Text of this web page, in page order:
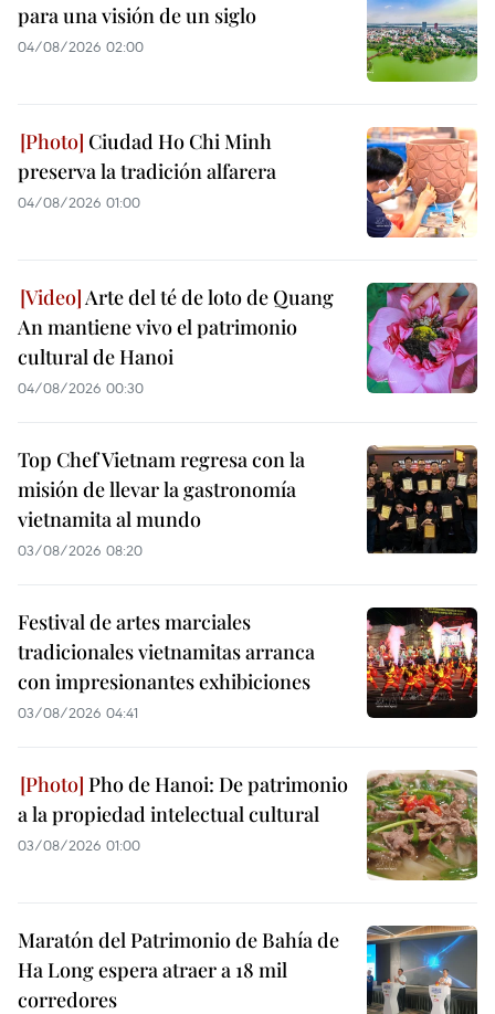
para una visión de un siglo
04/08/2026 02:00
Ciudad Ho Chi Minh
preserva la tradición alfarera
04/08/2026 01:00
Arte del té de loto de Quang
An mantiene vivo el patrimonio
cultural de Hanoi
04/08/2026 00:30
Top Chef Vietnam regresa con la
misión de llevar la gastronomía
vietnamita al mundo
03/08/2026 08:20
Festival de artes marciales
tradicionales vietnamitas arranca
con impresionantes exhibiciones
03/08/2026 04:41
Pho de Hanoi: De patrimonio
a la propiedad intelectual cultural
03/08/2026 01:00
Maratón del Patrimonio de Bahía de
Ha Long espera atraer a 18 mil
corredores